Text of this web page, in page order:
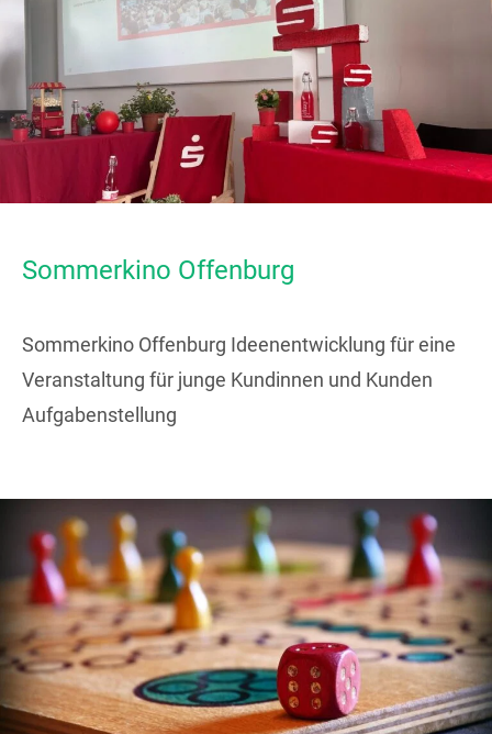
Sommerkino Offenburg
Sommerkino Offenburg Ideenentwicklung für eine
Veranstaltung für junge Kundinnen und Kunden
Aufgabenstellung